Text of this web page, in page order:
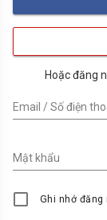
Hoặc đăng
Email / Số điện
Mật khẩu
Ghi nhớ đăng